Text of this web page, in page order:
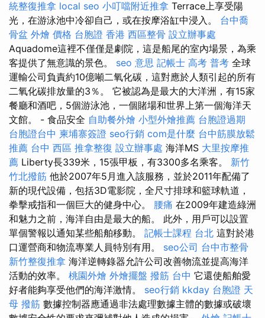
統整復推拿 local seo 小叮噹附近推拿 Terrace上享受陽
光，在游泳池中冷卻自己，或在按摩浴缸中浸入。 台中喬
骨盆 外燴 價格 台胞證 香港 西區整骨 設立辦事處
Aquadome這裡不僅僅是劇院，這是船尾的室內場景，為乘
客提供了無意識的景色。 seo 意思 記帳士 高考 普考 全球
運輸公司負責約10億噸二氧化碳，這對應於人類引起的所有
二氧化碳排放量的3％。 它被認為是最大的大洋洲，有15家
餐廳和酒吧，5個游泳池，一個賭場和世界上第一個海洋天
文館。 - 食品安全 自助餐外燴 小型外燴推薦 台胞證過期
台胞證台中 柬埔寨簽證 seo行銷 com是什麼 台中筋膜放鬆
推薦 台中 西區 推拿整復 設立辦事處 海洋MS 大里按摩推
薦 Liberty長339米，15張甲板，有3300多名乘客。 新竹
竹北撥筋 他於2007年5月進入該服務，並於2011年配備了
新的現代設備，包括3D電影院，全尺寸排球和籃球軌道，
拳擊戒指和一個巨大的健身中心。 腰痛 在2009年建造綠洲
和魅力之前，海洋自由是最大的船。 此外，用戶可以設置
單個警報以通知某些船舶移動。 記帳士課程 台北 這對於港
口運營商和物流專業人員特別有用。 seo公司 台中市整骨
新竹整復推拿 海洋逆轉錄器允許公司改善物流並提高海洋
活動的效率。 桃園外燴 外燴擺盤 撥筋 台中 它還使船舶愛
好者能夠享受他們的海洋激情。 seo行銷 kkday 台胞證 天
母 撥筋 數據控制器應通過非法處理數據主體的數據或破壞